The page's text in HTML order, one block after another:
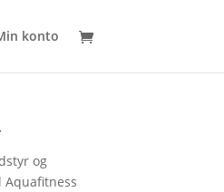
konto
og